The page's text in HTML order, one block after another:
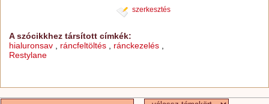
szerkesztés
A szócikkhez társított címkék:
hialuronsav
ráncfeltöltés ránckezelés
Restylane